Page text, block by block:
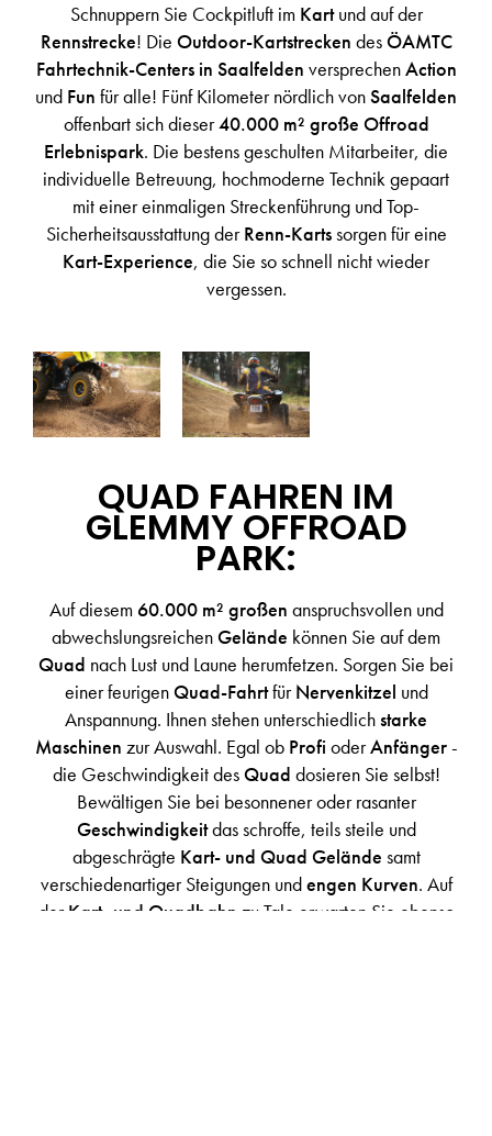
Schnuppern Sie Cockpitluft im Kartund auf der
Rennstrecke! Die Outdoor-Kartstrecken desÖAMTC
Fahrtechnik-Centers in Saalfelden versprechenAction
und Fun für alle! Fünf Kilometer nördlich vonSaalfelden
offenbart sich dieser40.000 m² große Offroad
Erlebnispark. Die bestens geschulten Mitarbeiter, die
individuelle Betreuung, hochmoderne Technik gepaart
mit einer einmaligen Streckenführung und Top-
Sicherheitsausstattung derRenn-Kartssorgen für eine
Kart-Experience, die Sie so schnell nicht wieder
vergessen.
QUAD FAHREN IM
GLEMMY OFFROAD
PARK:
Auf diesem 60.000 m² großen anspruchsvollen und
abwechslungsreichenGelände können Sie auf dem
Quad nach Lust und Laune herumfetzen. Sorgen Sie bei
einer feurigenQuad-FahrtfürNervenkitzel und
Anspannung. Ihnen stehen unterschiedlichstarke
Maschinen zur Auswahl. Egal ob Profi oderAnfänger-
die Geschwindigkeit desQuad dosieren Sie selbst!
Bewältigen Sie bei besonnener oder rasanter
Geschwindigkeitdas schroffe, teils steile und
abgeschrägte Kart- und Quad Gelände samt
verschiedenartiger Steigungen undengen Kurven. Auf
derKart- und Quadbahn zu Tale erwarten Sie ebenso